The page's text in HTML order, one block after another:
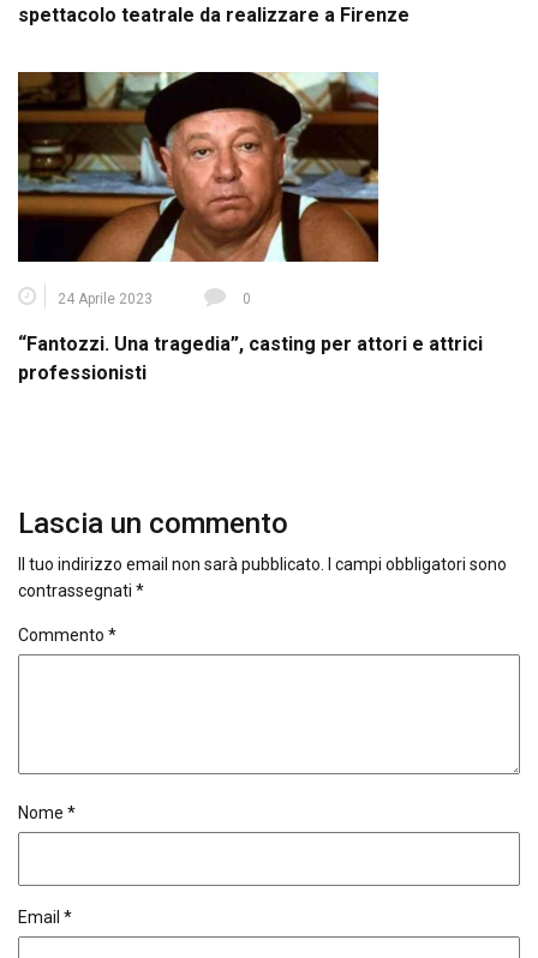
spettacolo teatrale da realizzare a Firenze
24 Aprile 2023 0
“Fantozzi. Una tragedia”, casting per attori e attrici
professionisti
Lascia un commento
Il tuo indirizzo email non sarà pubblicato.
I campi obbligatori sono
contrassegnati *
Commento *
Nome *
Email *